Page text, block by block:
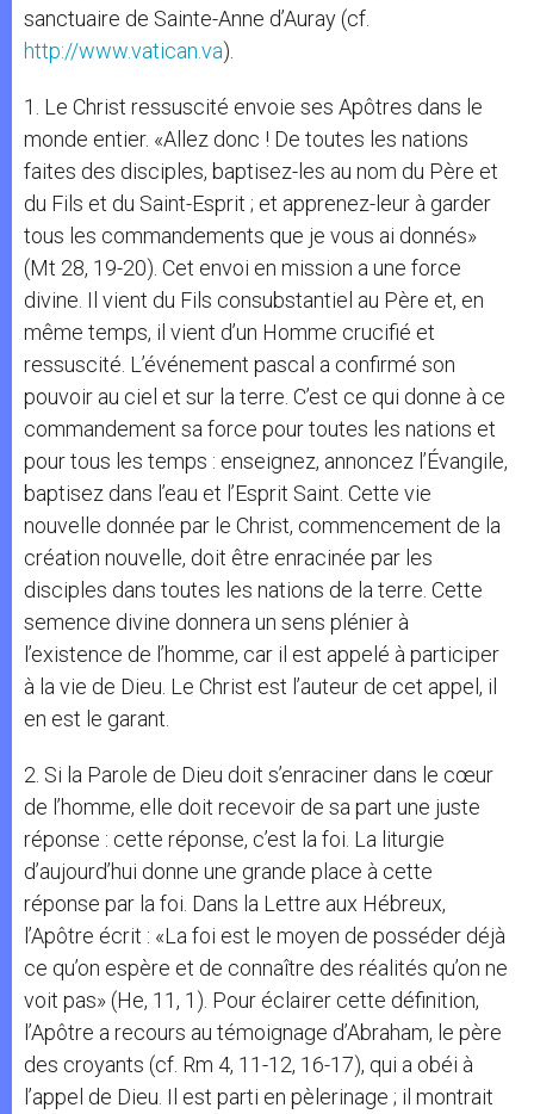
sanctuaire de Sainte-Anne d’Auray (cf.
http://www.vatican.va).
1. Le Christ ressuscité envoie ses Apôtres dans le
monde entier. «Allez donc ! De toutes les nations
faites des disciples, baptisez-les au nom du Père et
du Fils et du Saint-Esprit ; et apprenez-leur à garder
tous les commandements que je vous ai donnés»
(Mt 28, 19-20). Cet envoi en mission a une force
divine. Il vient du Fils consubstantiel au Père et, en
même temps, il vient d’un Homme crucifié et
ressuscité. L’événement pascal a confirmé son
pouvoir au ciel et sur la terre. C’est ce qui donne à ce
commandement sa force pour toutes les nations et
pour tous les temps : enseignez, annoncez l’Évangile,
baptisez dans l’eau et l’Esprit Saint. Cette vie
nouvelle donnée par le Christ, commencement de la
création nouvelle, doit être enracinée par les
disciples dans toutes les nations de la terre. Cette
semence divine donnera un sens plénier à
l’existence de l’homme, car il est appelé à participer
à la vie de Dieu. Le Christ est l’auteur de cet appel, il
en est le garant.
2. Si la Parole de Dieu doit s’enraciner dans le cœur
de l’homme, elle doit recevoir de sa part une juste
réponse : cette réponse, c’est la foi. La liturgie
d’aujourd’hui donne une grande place à cette
réponse par la foi. Dans la Lettre aux Hébreux,
l’Apôtre écrit : «La foi est le moyen de posséder déjà
ce qu’on espère et de connaître des réalités qu’on ne
voit pas» (He, 11, 1). Pour éclairer cette définition,
l’Apôtre a recours au témoignage d’Abraham, le père
des croyants (cf. Rm 4, 11-12, 16-17), qui a obéi à
l’appel de Dieu. Il est parti en pèlerinage ; il montrait